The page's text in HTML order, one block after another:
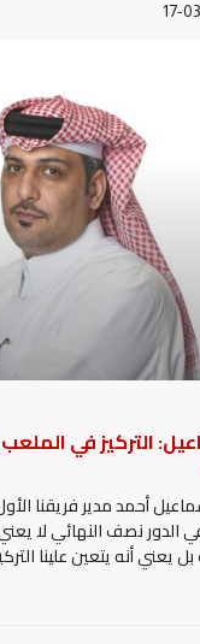
17-
التركيز في الملعب
أحمد مدير فريقنا
الدور نصف النهائي لا
يعني أنه يتعين علينا